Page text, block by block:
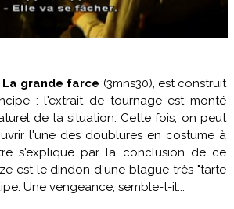
La grande farce (3mns30), est construit
: l'extrait de tournage est monté
de la situation. Cette fois, on peut
l'une des doublures en costume à
s'explique par la conclusion de ce
est le dindon d'une blague très "tarte
Une vengeance, semble-t-il...